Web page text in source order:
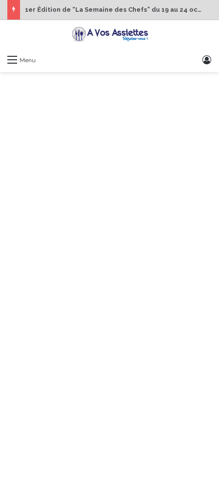
1er Édition de “La Semaine des Chefs” du 19 au 24 octobre 2026
Menu